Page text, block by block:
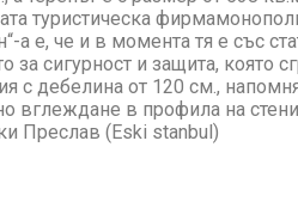
туристическа
а е, че и в момента тя е със
за сигурност и защита, която
с дебелина от 120 см.,
вглеждане в профила на
Преслав (Еski stanbul)